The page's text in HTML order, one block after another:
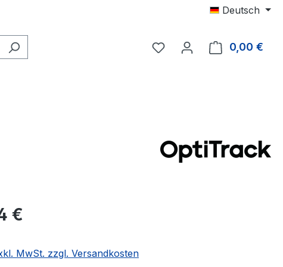
Deutsch
Du hast 0 Produkte auf
0,00 €
Preis:
€
MwSt. zzgl. Versandkosten